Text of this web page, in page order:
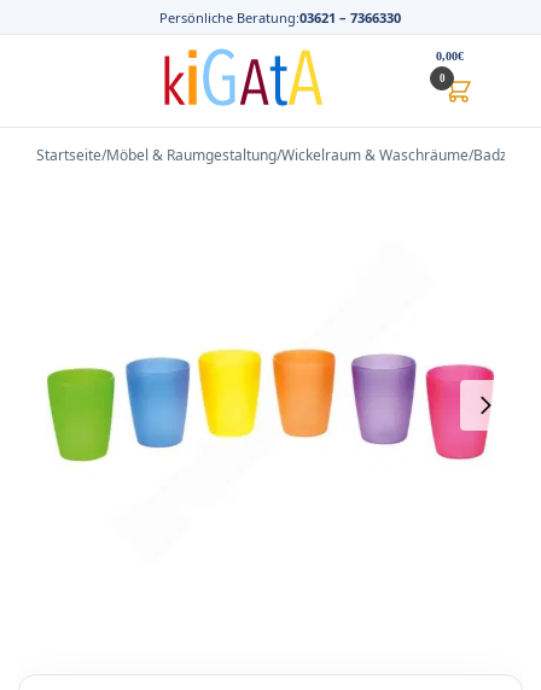
Persönliche Beratung:03621 – 7366330
0,00€
0
Startseite/Möbel & Raumgestaltung/Wickelraum & Waschräume/